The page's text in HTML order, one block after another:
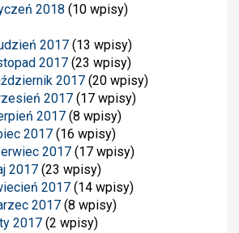
2018 (10 wpisy)
2017 (13 wpisy)
2017 (23 wpisy)
2017 (20 wpisy)
2017 (17 wpisy)
2017 (8 wpisy)
2017 (16 wpisy)
2017 (17 wpisy)
2017 (23 wpisy)
2017 (14 wpisy)
2017 (8 wpisy)
2017 (2 wpisy)